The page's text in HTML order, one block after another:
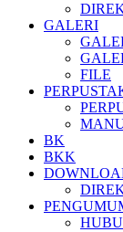
GALERI
FILE
BK
BKK